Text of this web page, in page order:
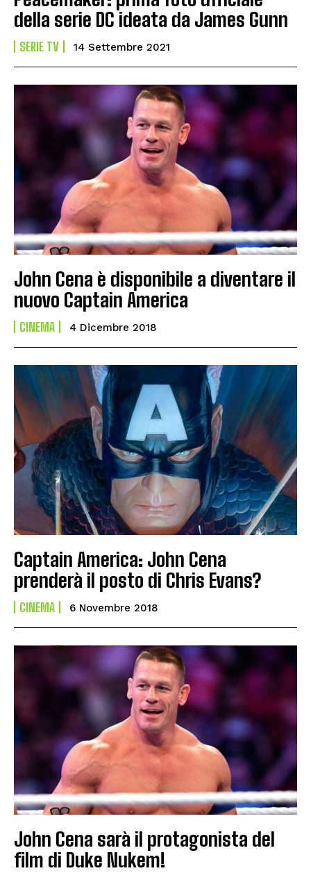
della serie DC ideata da James Gunn
SERIE TV 14 Settembre 2021
John Cena è disponibile a diventare il
nuovo Captain America
CINEMA 4 Dicembre 2018
Captain America: John Cena
prenderà il posto di Chris Evans?
CINEMA 6 Novembre 2018
John Cena sarà il protagonista del
film di Duke Nukem!